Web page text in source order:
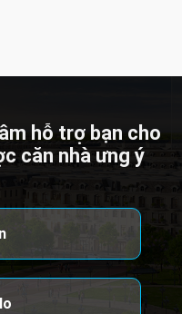
hỗ trợ bạn cho
căn nhà ưng ý